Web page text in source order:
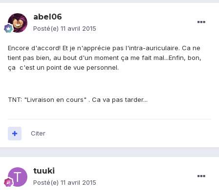
abel06
Posté(e) 11 avril 2015
Encore d'accord! Et je n'apprécie pas l'intra-auriculaire. Ca ne
tient pas bien, au bout d'un moment ça me fait mal...Enfin, bon,
ça c'est un point de vue personnel.
TNT: "Livraison en cours" . Ca va pas tarder...
Citer
tuuki
Posté(e) 11 avril 2015